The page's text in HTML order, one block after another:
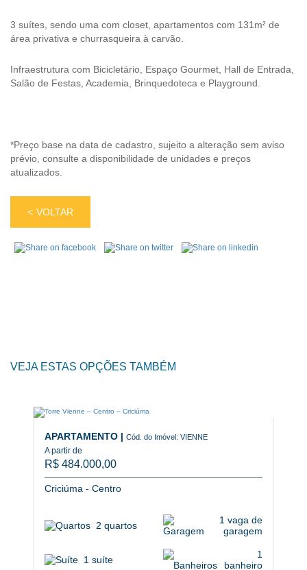
3 suítes, sendo uma com closet, apartamentos com 131m² de
área privativa e churrasqueira à carvão.
Infraestrutura com Bicicletário, Espaço Gourmet, Hall de Entrada,
Salão de Festas, Academia, Brinquedoteca e Playground.
*Preço base na data de cadastro, sujeito a alteração sem aviso
prévio, consulte a disponibilidade de unidades e preços
atualizados.
VOLTAR
VEJA ESTAS OPÇÕES TAMBÉM
APARTAMENTO | Cód. do Imóvel: VIENNE
A partir de
R$ 484.000,00
Criciúma - Centro
2 quartos
1 vaga de
garagem
1 suíte
1
banheiro